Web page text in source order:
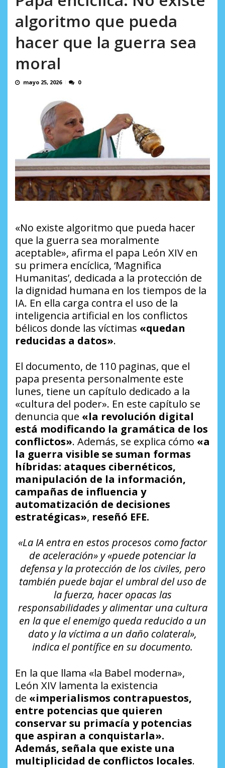
algoritmo que pueda
hacer que la guerra sea
moral
mayo 25, 2026 0
«No existe algoritmo que pueda hacer
que la guerra sea moralmente
aceptable», afirma el papa León XIV en
su primera encíclica, ‘Magnifica
Humanitas’, dedicada a la protección de
la dignidad humana en los tiempos de la
IA. En ella carga contra el uso de la
inteligencia artificial en los conflictos
bélicos donde las víctimas «quedan
reducidas a datos».
El documento, de 110 paginas, que el
papa presenta personalmente este
lunes, tiene un capítulo dedicado a la
«cultura del poder». En este capítulo se
denuncia que «la revolución digital
está modificando la gramática de los
conflictos». Además, se explica cómo «a
la guerra visible se suman formas
híbridas: ataques cibernéticos,
manipulación de la información,
campañas de influencia y
automatización de decisiones
estratégicas», reseñó EFE.
«La IA entra en estos procesos como factor
de aceleración» y «puede potenciar la
defensa y la protección de los civiles, pero
también puede bajar el umbral del uso de
la fuerza, hacer opacas las
responsabilidades y alimentar una cultura
en la que el enemigo queda reducido a un
dato y la víctima a un daño colateral»,
indica el pontífice en su documento.
En la que llama «la Babel moderna»,
León XIV lamenta la existencia
de «imperialismos contrapuestos,
entre potencias que quieren
conservar su primacía y potencias
que aspiran a conquistarla».
Además, señala que existe una
multiplicidad de conflictos locales.